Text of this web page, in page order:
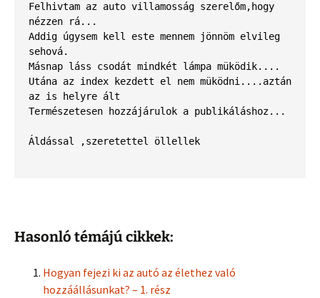
Felhivtam az auto villamosság szerelőm,hogy
nézzen rá...
Addig úgysem kell este mennem jönnöm elvileg
sehová.
Másnap láss csodát mindkét lámpa müködik....
Utána az index kezdett el nem müködni....aztán
az is helyre ált
Természetesen hozzájárulok a publikáláshoz...
Áldással ,szeretettel öllellek
Hasonló témájú cikkek:
Hogyan fejezi ki az autó az élethez való
hozzáállásunkat? – 1. rész